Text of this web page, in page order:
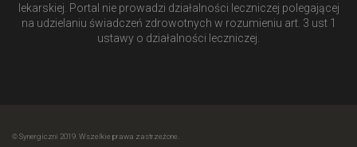
lekarskiej. Portal nie prowadzi działalności leczniczej polegającej
na udzielaniu świadczeń zdrowotnych w rozumieniu art. 3 ust 1
ustawy o działalności leczniczej.
© Synergiczni 2019. Wszelkie prawa zastrzeżone.